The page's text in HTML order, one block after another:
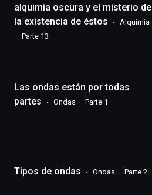
edición
de
Zientzia
festival
que
exposiciones,
alquimia oscura y el misterio de
la existencia de éstos
Alquimia
— Parte 13
Las ondas están por todas
partes
Ondas — Parte 1
Tipos de ondas Ondas — Parte 2